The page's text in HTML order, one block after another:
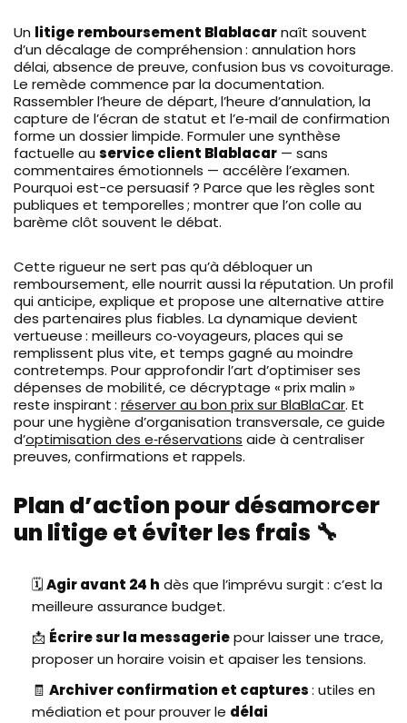
Un litige remboursement Blablacarnaît souvent
d’un décalage de compréhension : annulation hors
délai, absence de preuve, confusion bus vs covoiturage.
Le remède commence par la documentation.
Rassembler l’heure de départ, l’heure d’annulation, la
capture de l’écran de statut et l’e‑mail de confirmation
forme un dossier limpide. Formuler une synthèse
factuelle au service client Blablacar — sans
commentaires émotionnels — accélère l’examen.
Pourquoi est-ce persuasif ? Parce que les règles sont
publiques et temporelles ; montrer que l’on colle au
barème clôt souvent le débat.
Cette rigueur ne sert pas qu’à débloquer un
remboursement, elle nourrit aussi la réputation. Un profil
qui anticipe, explique et propose une alternative attire
des partenaires plus fiables. La dynamique devient
vertueuse : meilleurs co‑voyageurs, places qui se
remplissent plus vite, et temps gagné au moindre
contretemps. Pour approfondir l’art d’optimiser ses
dépenses de mobilité, ce décryptage « prix malin »
reste inspirant : réserver au bon prix sur BlaBlaCar. Et
pour une hygiène d’organisation transversale, ce guide
d’optimisation des e‑réservations aide à centraliser
preuves, confirmations et rappels.
Plan d’action pour désamorcer
un litige et éviter les frais 🔧
🗓️Agir avant 24 h dès que l’imprévu surgit : c’est la
meilleure assurance budget.
📩 Écrire sur la messageriepour laisser une trace,
proposer un horaire voisin et apaiser les tensions.
🧾 Archiver confirmation et captures: utiles en
médiation et pour prouver le délai